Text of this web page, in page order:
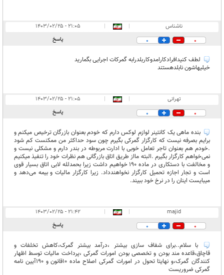
ناشناس |
|
۲۱:۰۵ - ۱۴۰۳/۰۲/۲۵
0
0 پاسخ
لطف کنیدافرادکارامدوکاربلدرابه گمرکات اجرایی بگمارید
خیلیهاشون نابلدهستند
تهرانی |
|
۲۱:۰۵ - ۱۴۰۳/۰۲/۲۵
0
0 پاسخ
بنده ماهی یک کانتینر لوازم لوکس دارم که خودم بعنوان بازرگان ترخیص میکنم و
برایم بصرفه نیست که کارگزار گمرکی بگیرم چون سود حداکثر من ممکنست کم شود
.خودم هم بعنوان تاجر تعامل خوبی با ادارت مربوطه در بندر دارم و مشکلی نیست و
نمی‌خواهم کارگزار بگیرم .البته مااز طریق اتاق بازرگانی هم نظرات خود را تنفیذ میکنیم
و مخالفت با دستکاری در ماده ۱۹۰ خواهیم داشت زیرا بحمدلله لابی اتاق بسیار قوی
است و تجار اجازه تحمیل کارگزار نخواهندداد. زیرا کارگزار مالیات و بیمه می‌دهد و
میبایست اینان را در نرخ خود ببیند.
majid
|
|
۲۱:۴۲ - ۱۴۰۳/۰۲/۲۵
0
0 پاسخ
با سلام..برای شفاف سازی بیشتر ،درآمد بیشتر گمرک،کاهش تخلفات و
قاچاق،قاعده مند بودن و تخصصی بودن امورات گمرکی ،پرداخت مالیات توسط اظهار
کنندگان گمرک،و نهایتا تحول در امورات گمرکی اصلاح ماده ۱۰قانون و ۱۹۰آیین نامه
گمرکی ضروریست